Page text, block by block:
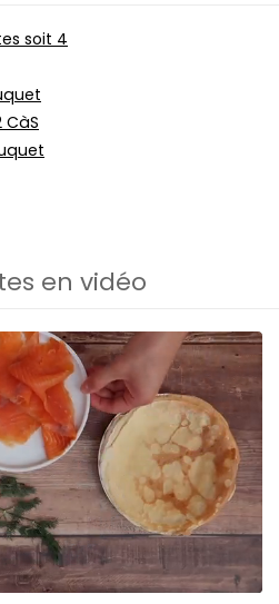
soit 4
CàS
en vidéo